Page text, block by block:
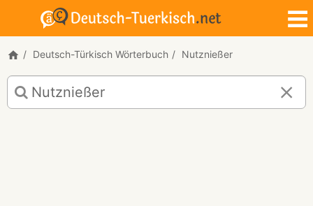
Deutsch-Türkisch Wörterbuch Nutznießer
Deutsch-
Türkisch
Übersetzung